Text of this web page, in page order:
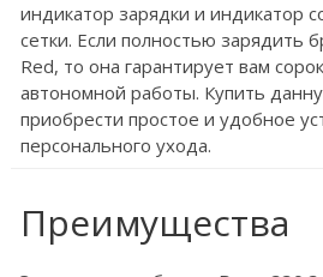
индикатор зарядки и индикатор
сетки. Если полностью зарядить
Red, то она гарантирует вам
автономной работы. Купить
приобрести простое и удобное
персонального ухода.
Преимущества